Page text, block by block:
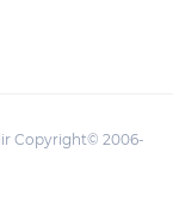
Copyright© 2006-